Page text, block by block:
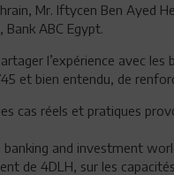
Mr. Iftycen Ben Ayed
ABC Egypt.
l’expérience avec les
et bien entendu, de
cas réels et pratiques
and investment
de 4DLH, sur les